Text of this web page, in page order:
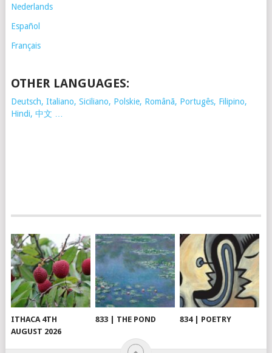
Nederlands
Español
Français
OTHER LANGUAGES:
Deutsch, Italiano, Siciliano, Polskie, Românã, Portugês, Filipino,
Hindi, 中文 …
ITHACA 4TH
AUGUST 2026
833 | THE POND 834 | POETRY